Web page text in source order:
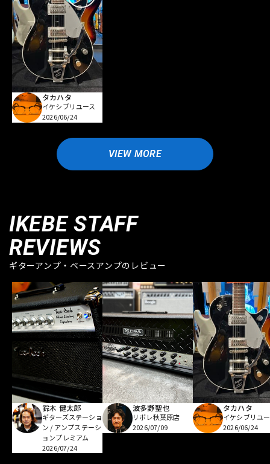
タカハタ
イケシブリユース
2026/06/24
VIEW MORE
IKEBE STAFF
REVIEWS
ギターアンプ・ベースアンプのレビュー
鈴木 健太郎
ギターズステーショ
ン / アンプステーシ
ョンプレミアム
2026/07/24
波多野聖也
リボレ秋葉原店
2026/07/09
タカハタ
イケシブリユ
2026/06/24